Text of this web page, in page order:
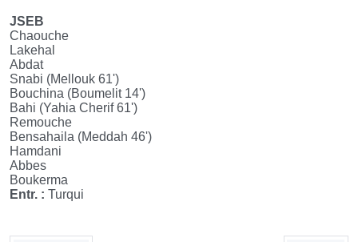
JSEB
Chaouche
Lakehal
Abdat
Snabi (Mellouk 61')
Bouchina (Boumelit 14')
Bahi (Yahia Cherif 61')
Remouche
Bensahaila (Meddah 46')
Hamdani
Abbes
Boukerma
Entr. : Turqui